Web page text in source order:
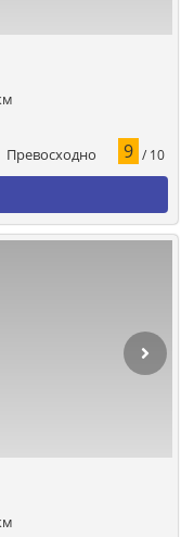
Превосходно 9 / 10